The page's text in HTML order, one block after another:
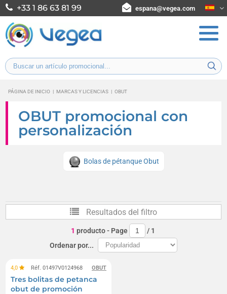
+33 1 86 63 81 99 espana@vegea.com
PÁGINA DE INICIO | MARCAS Y LICENCIAS | OBUT
OBUT promocional con
personalización
Bolas de pétanque Obut
Resultados del filtro
1 producto- Page / 1
Ordenar por...
OBUT
4,0 Réf. 01497V0124968
Tres bolitas de petanca
obut de promoción